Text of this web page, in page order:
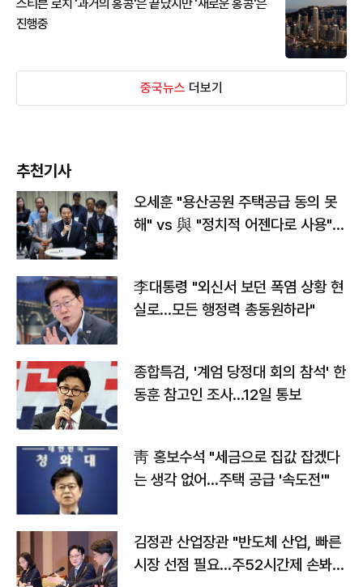
스티븐 로치 '과거의 홍콩'은 끝났지만 '새로운 홍콩'은
진행중
중국뉴스 더보기
추천기사
오세훈 "용산공원 주택공급 동의 못
해" vs 與 "정치적 어젠다로 사용"
李대통령 "외신서 보던 폭염 상황 현
실로…모든 행정력 총동원하라"
종합특검, '계엄 당정대 회의 참석' 한
동훈 참고인 조사...12일 통보
靑 홍보수석 "세금으로 집값 잡겠다
는 생각 없어…주택 공급 '속도전'"
김정관 산업장관 "반도체 산업, 빠른
시장 선점 필요…주52시간제 손봐